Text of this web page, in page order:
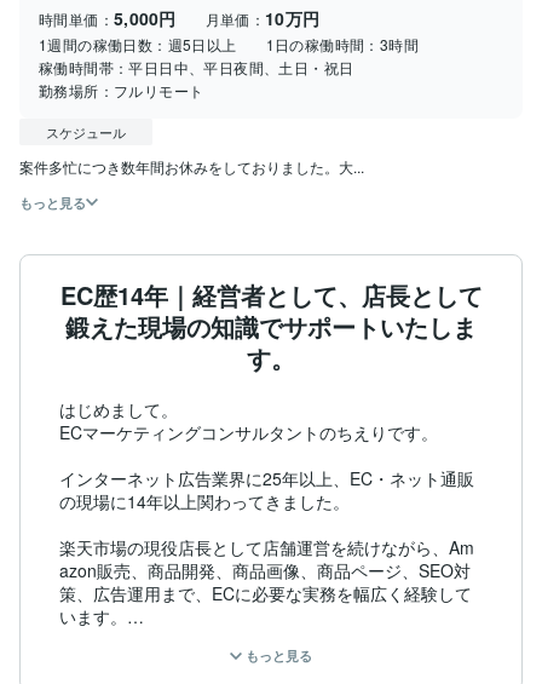
時間単価： 5,000円 月単価： 10万円
1週間の稼働日数： 週5日以上 1日の稼働時間： 3時間
稼働時間帯：平日日中、平日夜間、土日・祝日
勤務場所： フルリモート
スケジュール
案件多忙につき数年間お休みをしておりました。大...
もっと見る
EC歴14年｜経営者として、店長として
鍛えた現場の知識でサポートいたしま
す。
はじめまして。
ECマーケティングコンサルタントのちえりです。
インターネット広告業界に25年以上、EC・ネット通販
の現場に14年以上関わってきました。
楽天市場の現役店長として店舗運営を続けながら、Am
azon販売、商品開発、商品画像、商品ページ、SEO対
策、広告運用まで、ECに必要な実務を幅広く経験して
います。
もちろん、順調なことばかりではありませんでした。
もっと見る